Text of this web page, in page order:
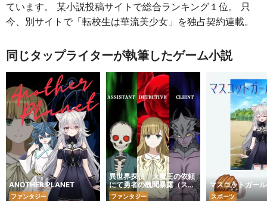
ています。 某小説投稿サイトで総合ランキング１位。 只
今、別サイトで「転校生は華流美少女」を独占契約連載。
同じタップライターが執筆したゲーム小説
ANOTHER PLANET
ファンタジー
異世界探偵 大魔王の依頼
にて勇者の醜聞暴露（スキ
ャンダル）承ります！
ファンタジー
マスコットガー
スポーツ